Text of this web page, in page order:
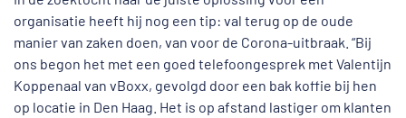
organisatie heeft hij nog een tip: val terug op de oude
manier van zaken doen, van voor de Corona-uitbraak. “Bij
ons begon het met een goed telefoongesprek met Valentijn
Koppenaal van vBoxx, gevolgd door een bak koffie bij hen
op locatie in Den Haag. Het is op afstand lastiger om klanten